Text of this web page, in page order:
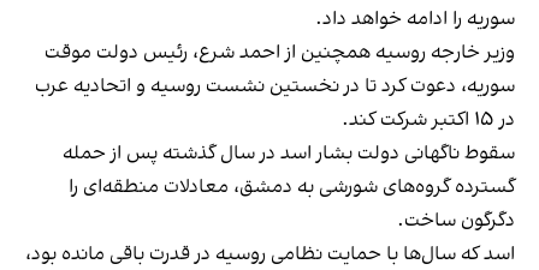
سوریه را ادامه خواهد داد.
وزیر خارجه روسیه همچنین از احمد شرع، رئیس‌ دولت موقت
سوریه، دعوت کرد تا در نخستین نشست روسیه و اتحادیه عرب
در ۱۵ اکتبر شرکت کند.
سقوط ناگهانی دولت بشار اسد در سال گذشته پس از حمله
گسترده گروه‌های شورشی به دمشق، معادلات منطقه‌ای را
دگرگون ساخت.
اسد که سال‌ها با حمایت نظامی روسیه در قدرت باقی مانده بود،